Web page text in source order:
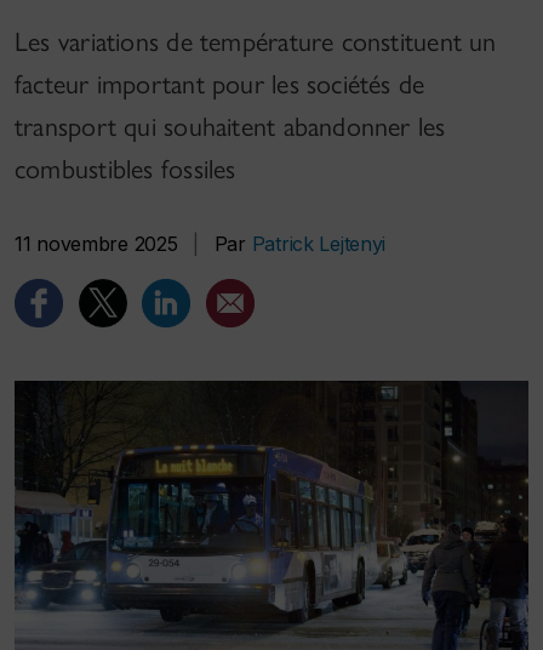
Les variations de température constituent un
facteur important pour les sociétés de
transport qui souhaitent abandonner les
combustibles fossiles
11 novembre 2025 Par Patrick Lejtenyi